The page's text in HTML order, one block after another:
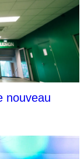
nouveau